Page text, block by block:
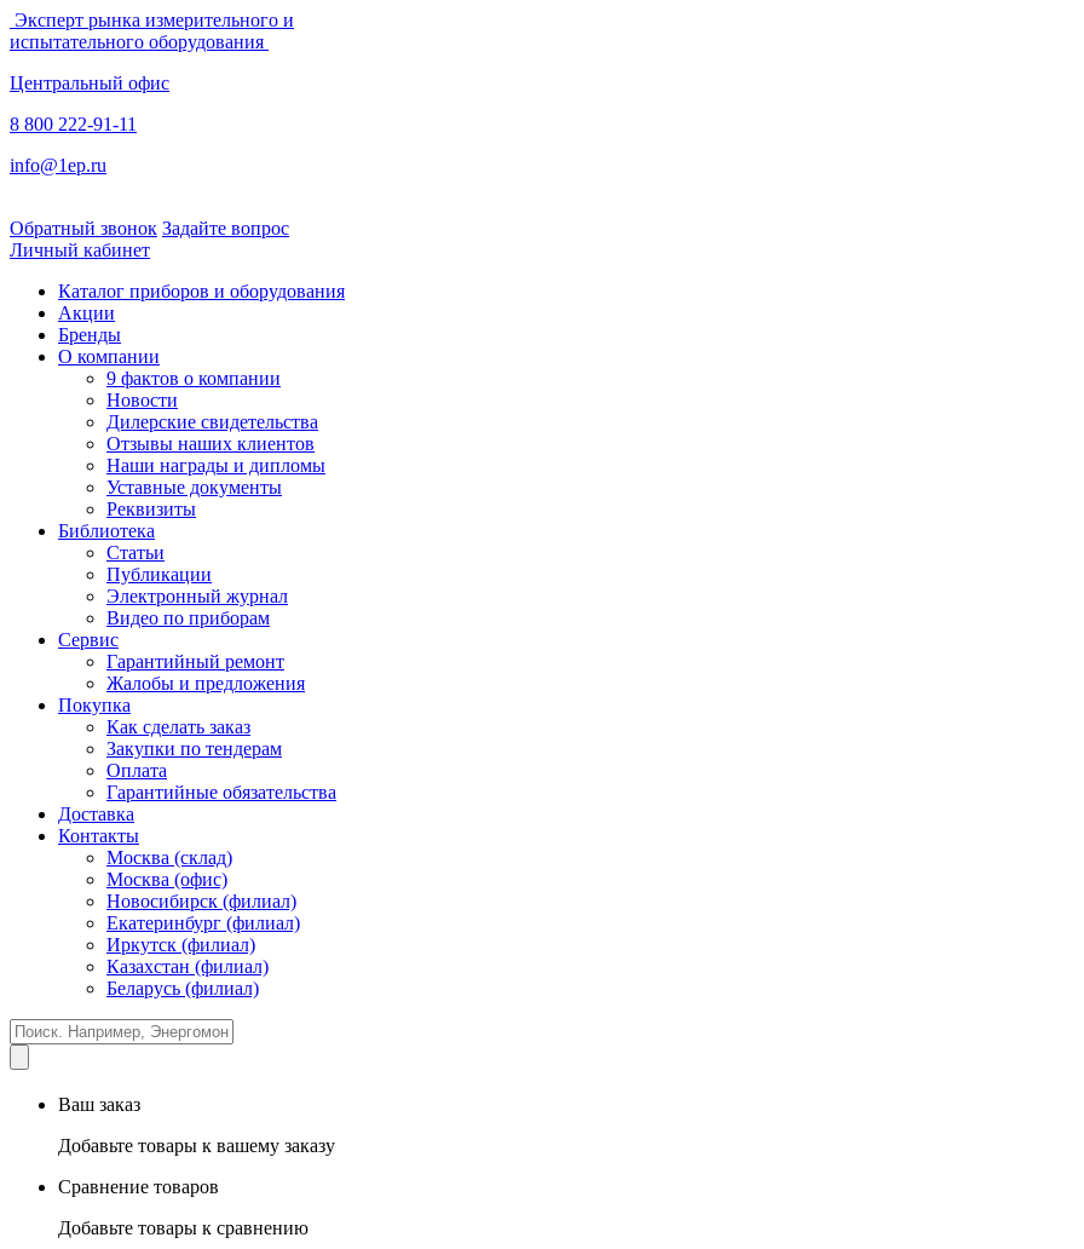
Эксперт рынка измерительного и
испытательного оборудования
Центральный офис
8 800 222-91-11
info@1ep.ru
Обратный звонок Задайте вопрос
Личный кабинет
Каталог приборов и оборудования
Акции
Бренды
О компании
9 фактов о компании
Новости
Дилерские свидетельства
Отзывы наших клиентов
Наши награды и дипломы
Уставные документы
Реквизиты
Библиотека
Статьи
Публикации
Электронный журнал
Видео по приборам
Сервис
Гарантийный ремонт
Жалобы и предложения
Покупка
Как сделать заказ
Закупки по тендерам
Оплата
Гарантийные обязательства
Доставка
Контакты
Москва (склад)
Москва (офис)
Новосибирск (филиал)
Екатеринбург (филиал)
Иркутск (филиал)
Казахстан (филиал)
Беларусь (филиал)
Ваш заказ
Добавьте товары к вашему заказу
Сравнение товаров
Добавьте товары к сравнению